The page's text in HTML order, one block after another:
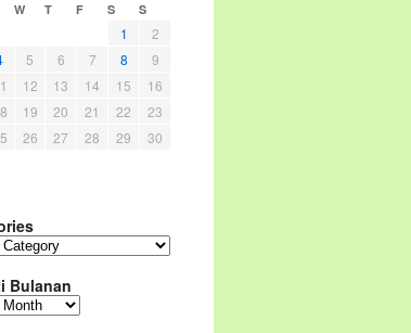
W T F S S
1
2
5 6 7 8
9
12 13 14 15
16
19 20 21 22
23
26 27 28 29
30
Bulanan